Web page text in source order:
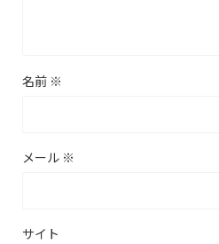
名前 ※
メール ※
サイト